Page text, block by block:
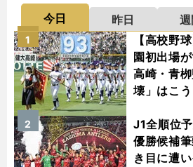
今日 昨日
【高校野
園初出場
高崎・青
壊」はこ
1
J1全順位
優勝候補
き目に遭
2